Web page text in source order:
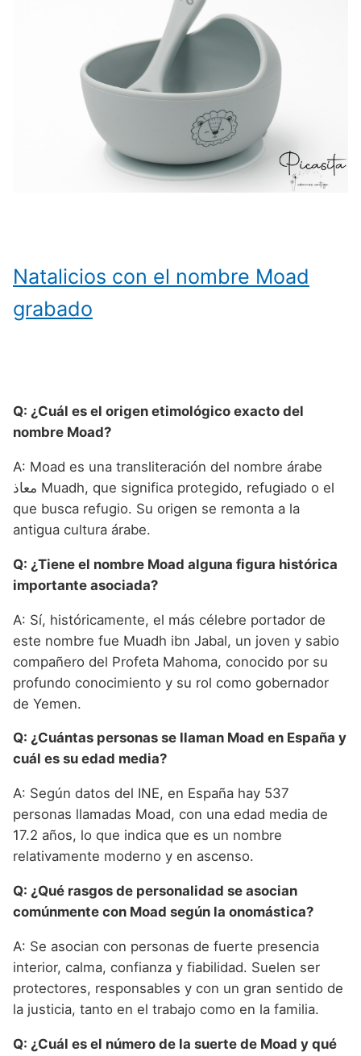
Natalicios con el nombre Moad
grabado
Q: ¿Cuál es el origen etimológico exacto del
nombre Moad?
A: Moad es una transliteración del nombre árabe
معاذ Muadh, que significa protegido, refugiado o el
que busca refugio. Su origen se remonta a la
antigua cultura árabe.
Q: ¿Tiene el nombre Moad alguna figura histórica
importante asociada?
A: Sí, históricamente, el más célebre portador de
este nombre fue Muadh ibn Jabal, un joven y sabio
compañero del Profeta Mahoma, conocido por su
profundo conocimiento y su rol como gobernador
de Yemen.
Q: ¿Cuántas personas se llaman Moad en España y
cuál es su edad media?
A: Según datos del INE, en España hay 537
personas llamadas Moad, con una edad media de
17.2 años, lo que indica que es un nombre
relativamente moderno y en ascenso.
Q: ¿Qué rasgos de personalidad se asocian
comúnmente con Moad según la onomástica?
A: Se asocian con personas de fuerte presencia
interior, calma, confianza y fiabilidad. Suelen ser
protectores, responsables y con un gran sentido de
la justicia, tanto en el trabajo como en la familia.
Q: ¿Cuál es el número de la suerte de Moad y qué